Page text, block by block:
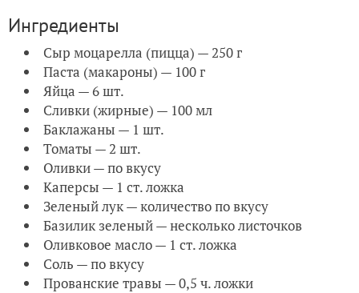
Ингредиенты
Сыр моцарелла (пицца) — 250 г
Паста (макароны) — 100 г
Яйца — 6 шт.
Сливки (жирные) — 100 мл
Баклажаны — 1 шт.
Томаты — 2 шт.
Оливки — по вкусу
Каперсы — 1 ст. ложка
Зеленый лук — количество по вкусу
Базилик зеленый — несколько листочков
Оливковое масло — 1 ст. ложка
Соль — по вкусу
Прованские травы — 0,5 ч. ложки